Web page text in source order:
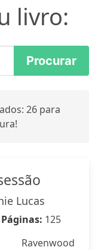
livro:
26 para
Lucas
125